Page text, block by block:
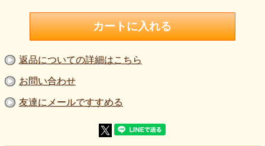
【ご購入例】例えば２ｍをお求めの場合は半角で「4」、１
５ｍの場合は半角で「30」とご入力頂く形となります。
【生地の厚さ】中肉
【生地の伸び】伸びます（１WAY：幅の方向 耳の方向へ
【ご注意下さい】
・商品の色はご覧になられる環境によって異なる場合がござ
います。
・生地の厚さは正確ではありません。あくまでもイメージと
してご利用下さい.。
・ラメが抜ける可能性がありますので、お洗濯の際はご注意
チャイナをはじめジャガード系、光沢感のある素材など衣装
返品についての詳細はこちら
お問い合わせ
友達にメールですすめる